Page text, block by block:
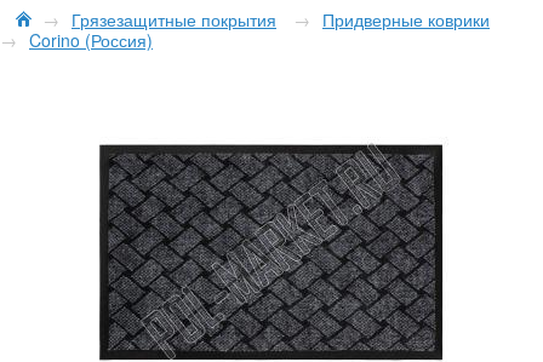
→ Грязезащитные покрытия → Придверные коврики
→ Corino (Россия)